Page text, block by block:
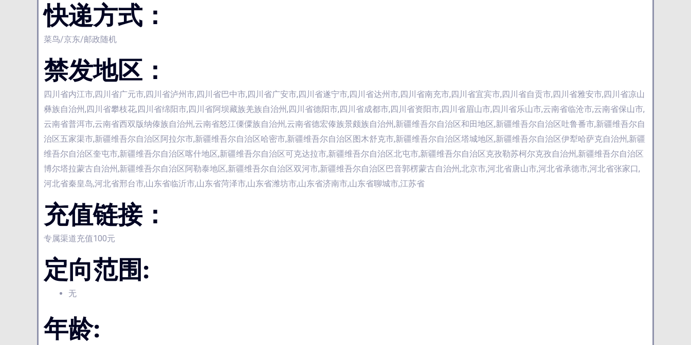
快递方式：
菜鸟/京东/邮政随机
禁发地区：
四川省内江市,四川省广元市,四川省泸州市,四川省巴中市,四川省广安市,四川省遂宁市,四川省达州市,四川省南充市,四川省宜宾市,四川省自贡市,四川省雅安市,四川省凉山
彝族自治州,四川省攀枝花,四川省绵阳市,四川省阿坝藏族羌族自治州,四川省德阳市,四川省成都市,四川省资阳市,四川省眉山市,四川省乐山市,云南省临沧市,云南省保山市,
云南省普洱市,云南省西双版纳傣族自治州,云南省怒江傈僳族自治州,云南省德宏傣族景颇族自治州,新疆维吾尔自治区和田地区,新疆维吾尔自治区吐鲁番市,新疆维吾尔自
治区五家渠市,新疆维吾尔自治区阿拉尔市,新疆维吾尔自治区哈密市,新疆维吾尔自治区图木舒克市,新疆维吾尔自治区塔城地区,新疆维吾尔自治区伊犁哈萨克自治州,新疆
维吾尔自治区奎屯市,新疆维吾尔自治区喀什地区,新疆维吾尔自治区可克达拉市,新疆维吾尔自治区北屯市,新疆维吾尔自治区克孜勒苏柯尔克孜自治州,新疆维吾尔自治区
博尔塔拉蒙古自治州,新疆维吾尔自治区阿勒泰地区,新疆维吾尔自治区双河市,新疆维吾尔自治区巴音郭楞蒙古自治州,北京市,河北省唐山市,河北省承德市,河北省张家口,
河北省秦皇岛,河北省邢台市,山东省临沂市,山东省菏泽市,山东省潍坊市,山东省济南市,山东省聊城市,江苏省
充值链接：
专属渠道充值100元
定向范围:
无
年龄: